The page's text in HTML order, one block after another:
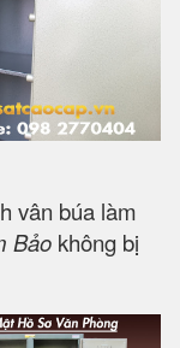
vân búa làm
Bảo không bị